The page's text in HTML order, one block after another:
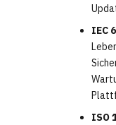
IEC
ISO